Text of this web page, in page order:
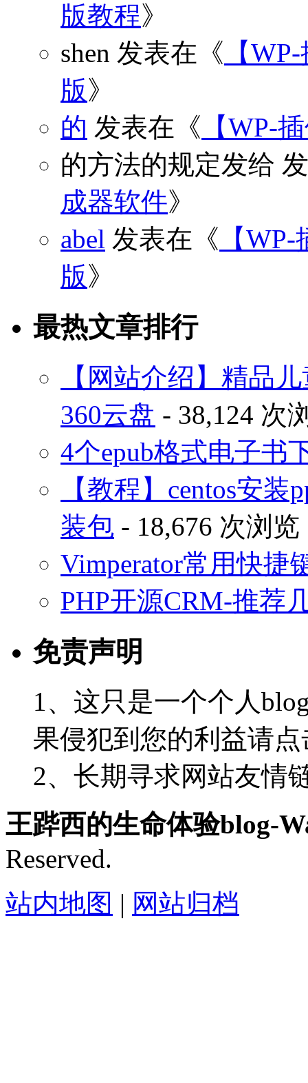
版教程》
shen 发表在《 【
版》
的 发表在《 【WP-
的方法的规定发给
成器软件》
abel 发表在《 【
版》
最热文章排行
【网站介绍】精品
360云盘 - 38,124 次
4个epub格式电子书
【教程】centos安
装包 - 18,676 次浏览
Vimperator常用快捷
PHP开源CRM-推荐
免责声明
1、这只是一个个人
果侵犯到您的利益请
2、长期寻求网站友情
王跸西的生命体验blog-
Reserved.
站内地图 | 网站归档